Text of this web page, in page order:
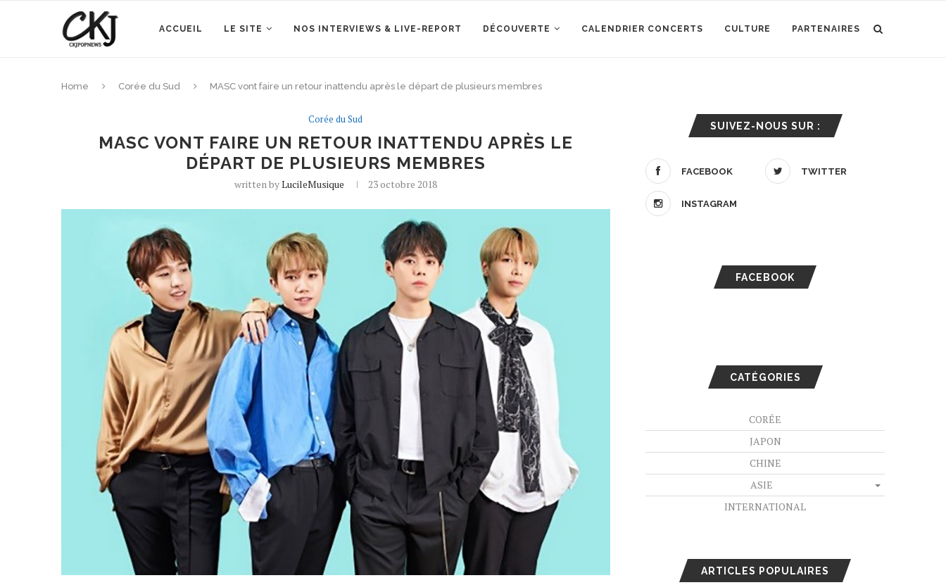
ACCUEIL LE SITE NOS INTERVIEWS & LIVE-REPORT DÉCOUVERTE CALENDRIER CONCERTS CULTURE PARTENAIRES
Home Corée du Sud MASC vont faire un retour inattendu après le départ de plusieurs membres
Corée du Sud
MASC VONT FAIRE UN RETOUR INATTENDU APRÈS LE
DÉPART DE PLUSIEURS MEMBRES
written byLucileMusique 23 octobre 2018
SUIVEZ-NOUS SUR :
FACEBOOK TWITTER
INSTAGRAM
FACEBOOK
CATÉGORIES
CORÉE
JAPON
CHINE
ASIE
INTERNATIONAL
ARTICLES POPULAIRES